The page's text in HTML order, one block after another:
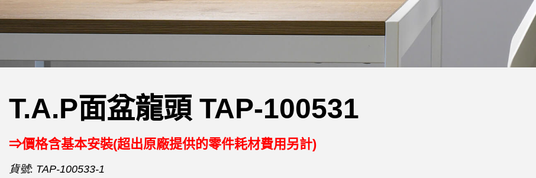
T.A.P面盆龍頭 TAP-100531
⇒價格含基本安裝(超出原廠提供的零件耗材費用另計)
貨號: TAP-100533-1